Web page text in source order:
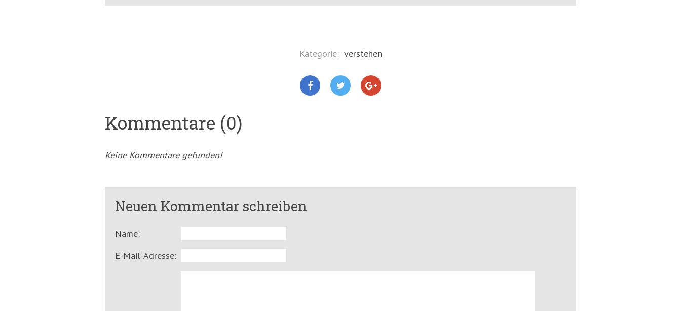
Kategorie: verstehen
Kommentare (0)
Keine Kommentare gefunden!
Neuen Kommentar schreiben
Name:
E-Mail-Adresse: